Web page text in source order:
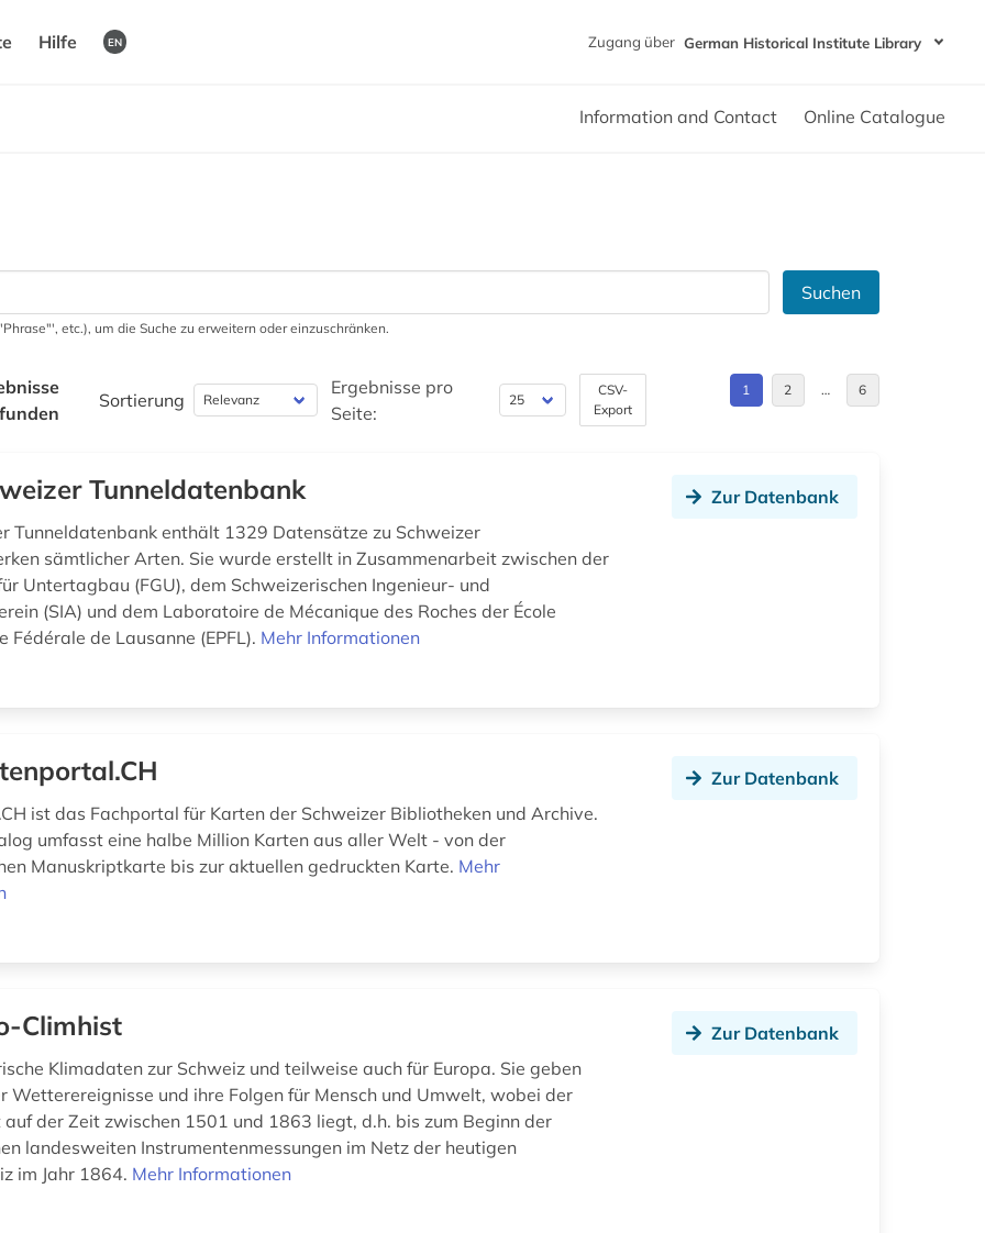
Hilfe EN Zugang über German Historical Institute Library
Information and Contact Online Catalogue
Suchen
etc.), um die Suche zu erweitern oder einzuschränken.
Sortierung
Ergebnisse pro
Seite:
CSV-
Export
1 2 … 6
Tunneldatenbank
Tunneldatenbank enthält 1329 Datensätze zu Schweizer
sämtlicher Arten. Sie wurde erstellt in Zusammenarbeit zwischen der
Untertagbau (FGU), dem Schweizerischen Ingenieur- und
(SIA) und dem Laboratoire de Mécanique des Roches der École
Fédérale de Lausanne (EPFL). Mehr Informationen
Zur Datenbank
ist das Fachportal für Karten der Schweizer Bibliotheken und Archive.
umfasst eine halbe Million Karten aus aller Welt - von der
Manuskriptkarte bis zur aktuellen gedruckten Karte. Mehr
Zur Datenbank
Climhist
Klimadaten zur Schweiz und teilweise auch für Europa. Sie geben
Wetterereignisse und ihre Folgen für Mensch und Umwelt, wobei der
auf der Zeit zwischen 1501 und 1863 liegt, d.h. bis zum Beginn der
landesweiten Instrumentenmessungen im Netz der heutigen
im Jahr 1864. Mehr Informationen
Zur Datenbank